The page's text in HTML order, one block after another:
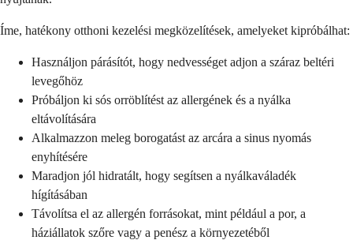
Íme, hatékony otthoni kezelési megközelítések, amelyeket kipróbálhat:
Használjon párásítót, hogy nedvességet adjon a száraz beltéri
levegőhöz
Próbáljon ki sós orröblítést az allergének és a nyálka
eltávolítására
Alkalmazzon meleg borogatást az arcára a sinus nyomás
enyhítésére
Maradjon jól hidratált, hogy segítsen a nyálkaváladék
hígításában
Távolítsa el az allergén forrásokat, mint például a por, a
háziállatok szőre vagy a penész a környezetéből